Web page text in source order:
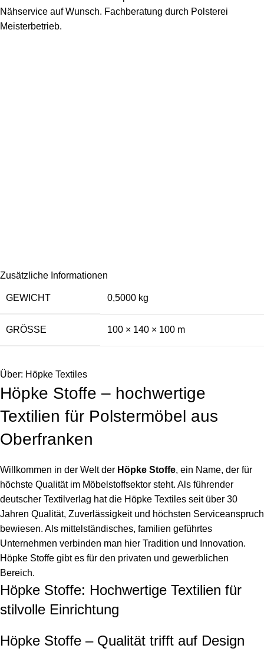
Nähservice auf Wunsch. Fachberatung durch Polsterei
Meisterbetrieb.
Zusätzliche Informationen
GEWICHT 0,5000 kg
GRÖSSE 100 × 140 × 100 m
Über: Höpke Textiles
Höpke Stoffe – hochwertige
Textilien für Polstermöbel aus
Oberfranken
Willkommen in der Welt der Höpke Stoffe, ein Name, der für
höchste Qualität im Möbelstoffsektor steht. Als führender
deutscher Textilverlag hat die Höpke Textiles seit über 30
Jahren Qualität, Zuverlässigkeit und höchsten Serviceanspruch
bewiesen. Als mittelständisches, familien geführtes
Unternehmen verbinden man hier Tradition und Innovation.
Höpke Stoffe gibt es für den privaten und gewerblichen
Bereich.
Höpke Stoffe: Hochwertige Textilien für
stilvolle Einrichtung
Höpke Stoffe – Qualität trifft auf Design